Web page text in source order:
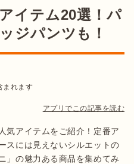
イテム20選！パ
ジパンツも！
まれます
アプリでこの記事を読む
気アイテムをご紹介！定番ア
スには見えないシルエットの
」の魅力ある商品を集めてみ